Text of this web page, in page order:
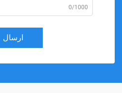
0/1000
ارسال